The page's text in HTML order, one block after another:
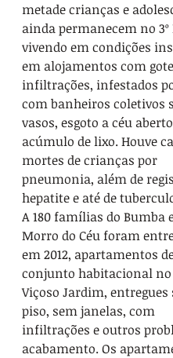
metade crianças e
ainda permanecem no 3º
vivendo em condições
em alojamentos com
infiltrações, infestados
com banheiros coletivos
vasos, esgoto a céu
acúmulo de lixo. Houve
mortes de crianças por
pneumonia, além de
hepatite e até de
A 180 famílias do Bumba
Morro do Céu foram
em 2012, apartamentos
conjunto habitacional
Viçoso Jardim, entregues
piso, sem janelas, com
infiltrações e outros
acabamento. Os